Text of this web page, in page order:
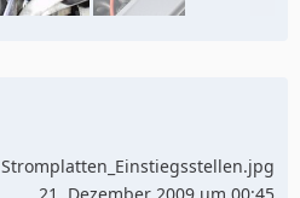
Stromplatten_Einstiegsstellen.jpg
21. Dezember 2009 um 00:45